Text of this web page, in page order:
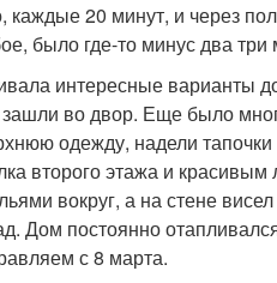
каждые 20 минут, и через
было где-то минус два
интересные варианты
во двор. Еще было
одежду, надели
второго этажа и
вокруг, а на стене
Дом постоянно
с 8 марта.